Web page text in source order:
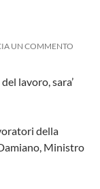
UN COMMENTO
lavoro, sara’
della
Ministro